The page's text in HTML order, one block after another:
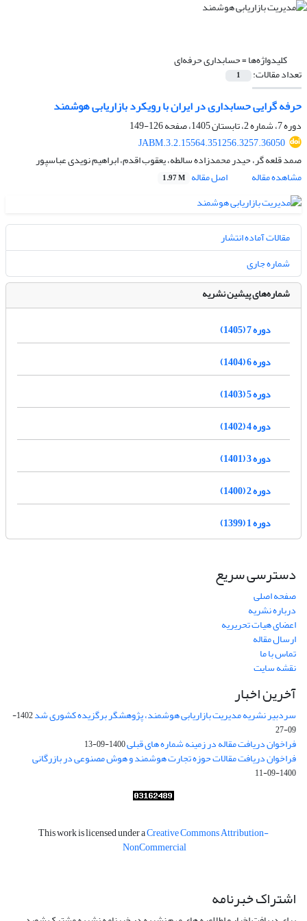
کلیدواژه‌ها =حسابداری حرفه‌ای
تعداد مقالات: 1
حرفه گرایی حسابداری در ایران با رویکرد بازاریابی هوشمند
دوره 7، شماره 2، تابستان 1405، صفحه
126-149
JABM.3.2.15564.351256.3257.36050
صمد قلعه گر، حیدر محمدزاده سالطه، یعقوب اقدم، ابراهیم نویدی عباسپور
مشاهده مقاله
اصل مقاله 1.97 M
مقالات آماده انتشار
شماره جاری
شماره‌های پیشین نشریه
دوره 7 (1405)
دوره 6 (1404)
دوره 5 (1403)
دوره 4 (1402)
دوره 3 (1401)
دوره 2 (1400)
دوره 1 (1399)
دسترسی سریع
صفحه اصلی
درباره نشریه
اعضای هیات تحریریه
ارسال مقاله
تماس با ما
نقشه سایت
آخرین اخبار
سردبیر نشریه مدیریت بازاریابی هوشمند، پژوهشگر برگزیده کشوری شد
1402-
09-27
فراخوان دریافت مقاله در زمینه شماره های قبلی1400-09-13
فراخوان دریافت مقالات حوزه تجارت هوشمند و هوش مصنوعی در بازرگانی
1400-09-11
This work is licensed under aCreative Commons Attribution-
NonCommercial
اشتراک خبرنامه